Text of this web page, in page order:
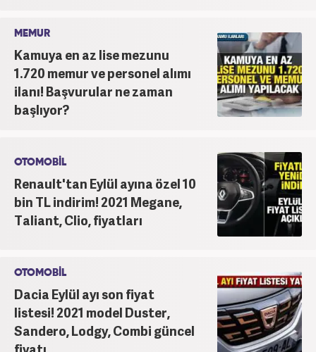
MEMUR
Kamuya en az lise mezunu
1.720 memur ve personel alımı
ilanı! Başvurular ne zaman
başlıyor?
OTOMOBİL
Renault'tan Eylül ayına özel 10
bin TL indirim! 2021 Megane,
Taliant, Clio, fiyatları
OTOMOBİL
Dacia Eylül ayı son fiyat
listesi! 2021 model Duster,
Sandero, Lodgy, Combi güncel